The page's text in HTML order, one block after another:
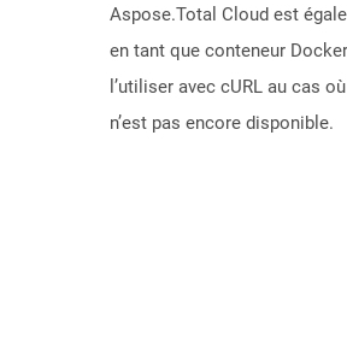
Aspose.Total Cloud est
en tant que conteneur
l’utiliser avec cURL au cas
n’est pas encore disponible.